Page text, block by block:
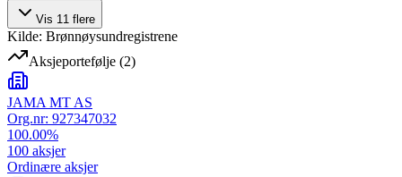
Vis 11 flere
Kilde: Brønnøysundregistrene
Aksjeportefølje (2)
JAMA MT AS
Org.nr: 927347032
100.00%
100 aksjer
Ordinære aksjer